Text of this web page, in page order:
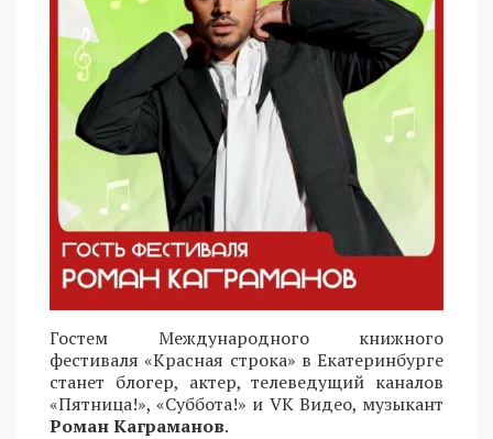
Гостем Международного книжного
фестиваля «Красная строка» в Екатеринбурге
станет блогер, актер, телеведущий каналов
«Пятница!», «Суббота!» и VK Видео, музыкант
Роман Каграманов.